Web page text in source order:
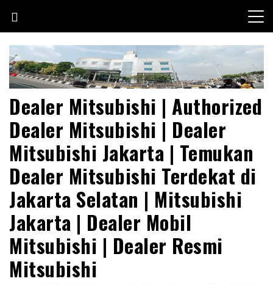
content
Dealer Mitsubishi | Authorized
Dealer Mitsubishi | Dealer
Mitsubishi Jakarta | Temukan
Dealer Mitsubishi Terdekat di
Jakarta Selatan | Mitsubishi
Jakarta | Dealer Mobil
Mitsubishi | Dealer Resmi
Mitsubishi